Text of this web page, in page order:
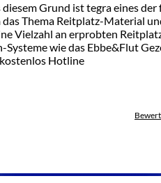
Grund ist tegra eines der
Thema Reitplatz-Material
Vielzahl an erprobten
wie das Ebbe&Flut
Hotline